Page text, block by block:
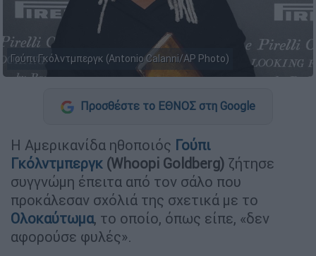
Γούπι Γκόλντμπεργκ (Antonio Calanni/AP Photo)
Προσθέστε το ΕΘΝΟΣ στη Google
Η Αμερικανίδα ηθοποιός Γούπι
Γκόλντμπεργκ (Whoopi Goldberg) ζήτησε
συγγνώμη έπειτα από τον σάλο που
προκάλεσαν σχόλιά της σχετικά με το
Ολοκαύτωμα, το οποίο, όπως είπε, «δεν
αφορούσε φυλές».